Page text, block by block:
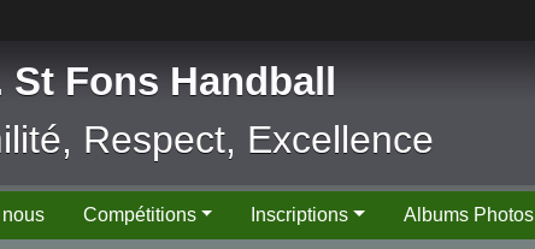
St Fons Handball
Respect, Excellence
Compétitions Inscriptions Albums Photos